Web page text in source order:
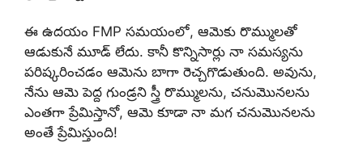
ఈ ఉదయం FMP సమయంలో, ఆమెకు రొమ్ములతో
ఆడుకునే మూడ్ లేదు. కానీ కొన్నిసార్లు నా సమస్యను
పరిష్కరించడం ఆమెను బాగా రెచ్చగొడుతుంది. అవును,
నేను ఆమె పెద్ద గుండ్రని స్త్రీ రొమ్ములను, చనుమొనలను
ఎంతగా ప్రేమిస్తానో, ఆమె కూడా నా మగ చనుమొనలను
అంతే ప్రేమిస్తుంది!